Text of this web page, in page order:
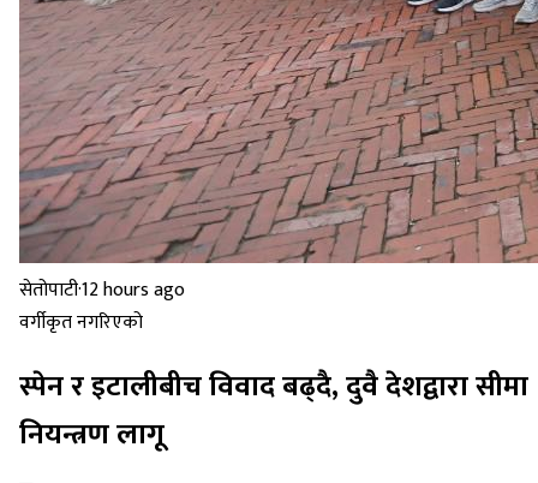
सेतोपाटी·12 hours ago
वर्गीकृत नगरिएको
स्पेन र इटालीबीच विवाद बढ्दै, दुवै देशद्वारा सीमा
नियन्त्रण लागू